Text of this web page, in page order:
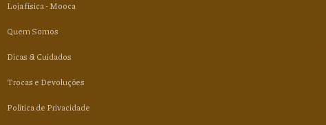
Loja física - Mooca
Quem Somos
Dicas & Cuidados
Trocas e Devoluções
Política de Privacidade